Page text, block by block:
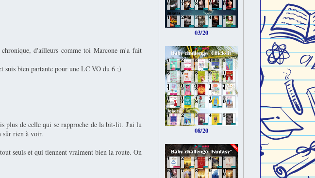
d'ailleurs comme toi Marcone m'a fait
suis bien partante pour une LC VO du 6 ;)
plus de celle qui se rapproche de la bit-lit. J'ai lu
sûr rien à voir.
seuls et qui tiennent vraiment bien la route. On
03/20
08/20